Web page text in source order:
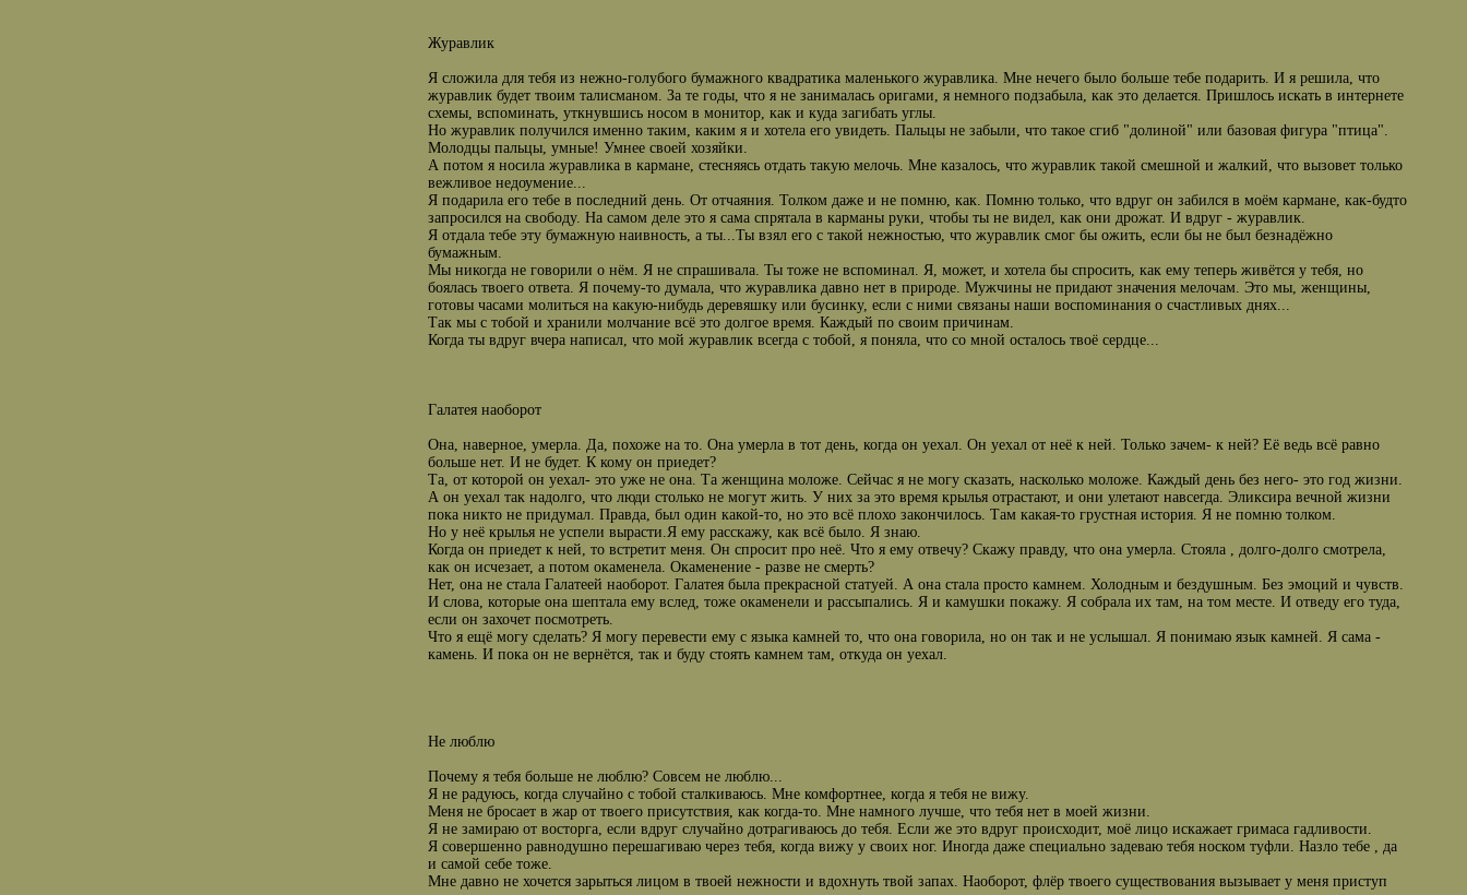
Журавлик
Я сложила для тебя из нежно-голубого бумажного квадратика маленького журавлика. Мне нечего было больше тебе подарить. И я решила, что
журавлик будет твоим талисманом. За те годы, что я не занималась оригами, я немного подзабыла, как это делается. Пришлось искать в интернете
схемы, вспоминать, уткнувшись носом в монитор, как и куда загибать углы.
Но журавлик получился именно таким, каким я и хотела его увидеть. Пальцы не забыли, что такое сгиб "долиной" или базовая фигура "птица".
Молодцы пальцы, умные! Умнее своей хозяйки.
А потом я носила журавлика в кармане, стесняясь отдать такую мелочь. Мне казалось, что журавлик такой смешной и жалкий, что вызовет только
вежливое недоумение...
Я подарила его тебе в последний день. От отчаяния. Толком даже и не помню, как. Помню только, что вдруг он забился в моём кармане, как-будто
запросился на свободу. На самом деле это я сама спрятала в карманы руки, чтобы ты не видел, как они дрожат. И вдруг - журавлик.
Я отдала тебе эту бумажную наивность, а ты...Ты взял его с такой нежностью, что журавлик смог бы ожить, если бы не был безнадёжно
бумажным.
Мы никогда не говорили о нём. Я не спрашивала. Ты тоже не вспоминал. Я, может, и хотела бы спросить, как ему теперь живётся у тебя, но
боялась твоего ответа. Я почему-то думала, что журавлика давно нет в природе. Мужчины не придают значения мелочам. Это мы, женщины,
готовы часами молиться на какую-нибудь деревяшку или бусинку, если с ними связаны наши воспоминания о счастливых днях...
Так мы с тобой и хранили молчание всё это долгое время. Каждый по своим причинам.
Когда ты вдруг вчера написал, что мой журавлик всегда с тобой, я поняла, что со мной осталось твоё сердце...
Галатея наоборот
Она, наверное, умерла. Да, похоже на то. Она умерла в тот день, когда он уехал. Он уехал от неё к ней. Только зачем- к ней? Её ведь всё равно
больше нет. И не будет. К кому он приедет?
Та, от которой он уехал- это уже не она. Та женщина моложе. Сейчас я не могу сказать, насколько моложе. Каждый день без него- это год жизни.
А он уехал так надолго, что люди столько не могут жить. У них за это время крылья отрастают, и они улетают навсегда. Эликсира вечной жизни
пока никто не придумал. Правда, был один какой-то, но это всё плохо закончилось. Там какая-то грустная история. Я не помню толком.
Но у неё крылья не успели вырасти.Я ему расскажу, как всё было. Я знаю.
Когда он приедет к ней, то встретит меня. Он спросит про неё. Что я ему отвечу? Скажу правду, что она умерла. Стояла , долго-долго смотрела,
как он исчезает, а потом окаменела. Окаменение - разве не смерть?
Нет, она не стала Галатеей наоборот. Галатея была прекрасной статуей. А она стала просто камнем. Холодным и бездушным. Без эмоций и чувств.
И слова, которые она шептала ему вслед, тоже окаменели и рассыпались. Я и камушки покажу. Я собрала их там, на том месте. И отведу его туда,
если он захочет посмотреть.
Что я ещё могу сделать? Я могу перевести ему с языка камней то, что она говорила, но он так и не услышал. Я понимаю язык камней. Я сама -
камень. И пока он не вернётся, так и буду стоять камнем там, откуда он уехал.
Hе люблю
Почему я тебя больше не люблю? Совсем не люблю...
Я не радуюсь, когда случайно с тобой сталкиваюсь. Мне комфортнее, когда я тебя не вижу.
Меня не бросает в жар от твоего присутствия, как когда-то. Мне намного лучше, что тебя нет в моей жизни.
Я не замираю от восторга, если вдруг случайно дотрагиваюсь до тебя. Если же это вдруг происходит, моё лицо искажает гримаса гадливости.
Я совершенно равнодушно перешагиваю через тебя, когда вижу у своих ног. Иногда даже специально задеваю тебя носком туфли. Назло тебе , да
и самой себе тоже.
Мне давно не хочется зарыться лицом в твоей нежности и вдохнуть твой запах. Наоборот, флёр твоего существования вызывает у меня приступ